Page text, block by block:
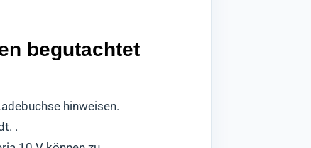
begutachtet
hinweisen.
.